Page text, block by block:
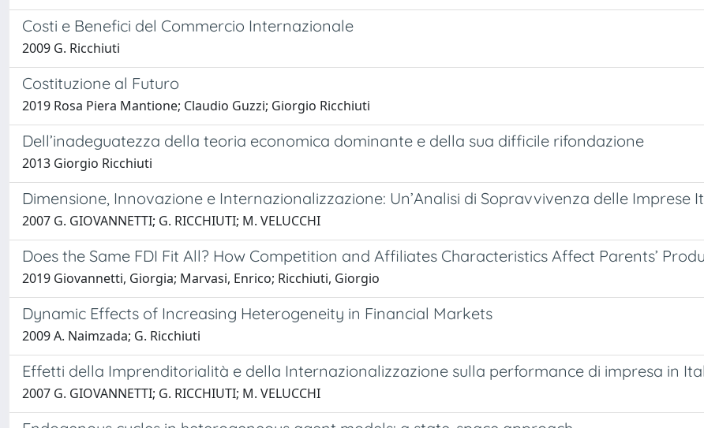
Costi e Benefici del Commercio Internazionale
2009 G. Ricchiuti
Costituzione al Futuro
2019 Rosa Piera Mantione; Claudio Guzzi; Giorgio Ricchiuti
Dell’inadeguatezza della teoria economica dominante e della sua difficile rifondazione
2013 Giorgio Ricchiuti
Dimensione, Innovazione e Internazionalizzazione: Un’Analisi di Sopravvivenza delle Imprese
2007 G. GIOVANNETTI; G. RICCHIUTI; M. VELUCCHI
Does the Same FDI Fit All? How Competition and Affiliates Characteristics Affect Parents’
2019 Giovannetti, Giorgia; Marvasi, Enrico; Ricchiuti, Giorgio
Dynamic Effects of Increasing Heterogeneity in Financial Markets
2009 A. Naimzada; G. Ricchiuti
Effetti della Imprenditorialità e della Internazionalizzazione sulla performance di impresa in
2007 G. GIOVANNETTI; G. RICCHIUTI; M. VELUCCHI